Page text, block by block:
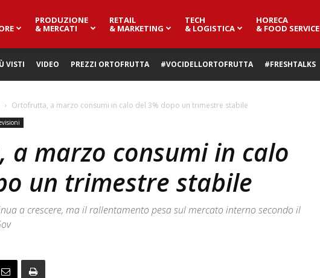
PRODUZIONE
& MERCATI
RETAIL
& MARKETING
TECH
& LOGISTICA
HORECA
& FOOD SERVICE
VISTI VIDEO PREZZI ORTOFRUTTA #VOCIDELLORTOFRUTTA #FRESHTALKS
Ortofrutta, a marzo consumi in calo del 3% dopo un trimestre stabile
marzo consumi in calo
un trimestre stabile
a crescere, ma il rallentamento pesa sul mercato interno secondo il